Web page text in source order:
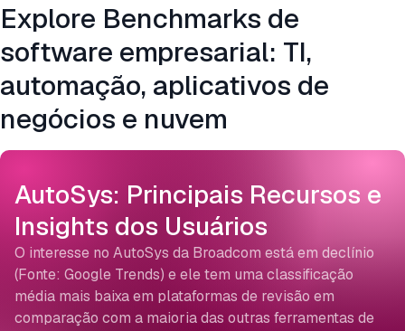
Explore Benchmarks de
software empresarial: TI,
automação, aplicativos de
negócios e nuvem
AutoSys: Principais Recursos e
Insights dos Usuários
O interesse no AutoSys da Broadcom está em declínio
(Fonte: Google Trends) e ele tem uma classificação
média mais baixa em plataformas de revisão em
comparação com a maioria das outras ferramentas de